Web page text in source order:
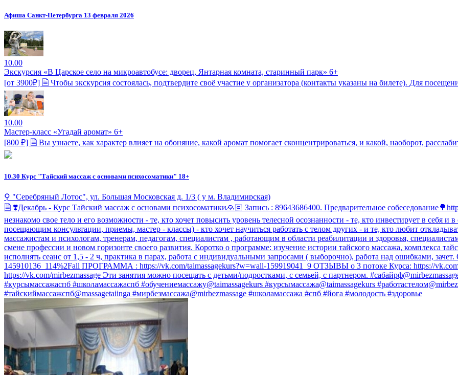
Афиша Санкт-Петербурга 13 февраля 2026
10.00
Экскурсия «В Царское село на микроавтобусе: дворец, Янтарная комната, старинный парк» 6+
[от 3900₽] 🗎 Чтобы экскурсия состоялась, подтвердите своё участие у организатора (контакты указаны на билете). Для
10.00
Мастер-класс «Угадай аромат» 6+
[800 ₽] 🗎 Вы узнаете, как характер влияет на обоняние, какой аромат помогает сконцентрироваться, и какой, наоборот,
10.30 Курс "Тайский массаж с основами психосоматики" 18+
⚲ "Серебряный Лотос", ул. Большая Московская д. 1/3 ( у м. Владимирская)
🗎 ❣Декабрь - Курс Тайский массаж с основами психосоматики🙏🏻 Запись : 89643686400. Предварительное
незнакомо свое тело и его возможности - те, кто хочет повысить уровень телесной осознанности - те, кто инвестирует в
посещающим консультации, приемы, мастер - классы) - кто хочет научиться работать с телом других - и те, кто любит
массажистам и психологам, тренерам, педагогам, специалистам , работающим в области реабилитации и здоровья,
смене профессии и новом горизонте своего развития. Коротко о программе: изучение истории тайского массажа, комплекса
исполнять сеанс от 1,5 - 2 ч, практика в парах, работа с индивидуальными запросами ( выборочно), работа над ошибками,
145910136_114%2Fall ПРОГРАММА : https://vk.com/taimassagekurs?w=wall-159919041_9 ОТЗЫВЫ о 3 потоке Курса: https://
https://vk.com/mirbezmassage Эти занятия можно посещать с детьми/подростками, с семьей, с партнером.
#курсымассажаспб #школамассажаспб #обучениемассажу@taimassagekurs #курсымассажа@taimassagekurs
#тайскиймассажспб@massagetaiinga #мирбезмассажа@mirbezmassage #школамассажа #cпб #йога #молодость #здоровье